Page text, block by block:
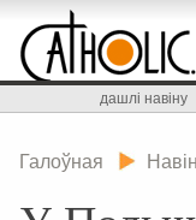
дашлі навіну
Галоўная